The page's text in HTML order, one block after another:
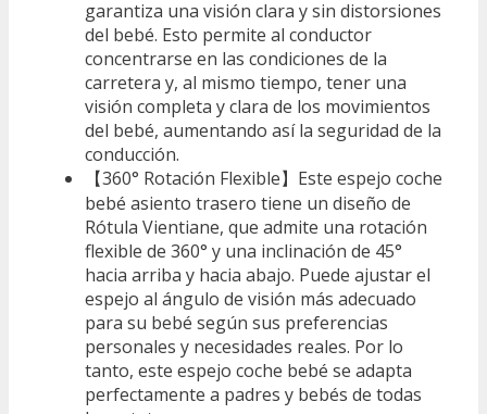
garantiza una visión clara y sin distorsiones
del bebé. Esto permite al conductor
concentrarse en las condiciones de la
carretera y, al mismo tiempo, tener una
visión completa y clara de los movimientos
del bebé, aumentando así la seguridad de la
conducción.
【360° Rotación Flexible】Este espejo coche
bebé asiento trasero tiene un diseño de
Rótula Vientiane, que admite una rotación
flexible de 360° y una inclinación de 45°
hacia arriba y hacia abajo. Puede ajustar el
espejo al ángulo de visión más adecuado
para su bebé según sus preferencias
personales y necesidades reales. Por lo
tanto, este espejo coche bebé se adapta
perfectamente a padres y bebés de todas